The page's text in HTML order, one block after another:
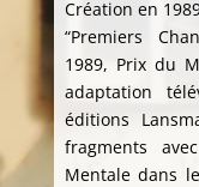
Création en
“Premiers
1989, Prix du
adaptation
éditions
fragments
Mentale dans